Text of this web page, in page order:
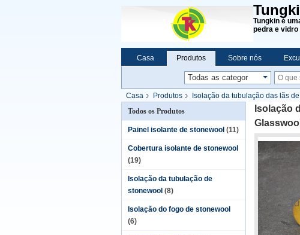
Tungkin é
pedra e vidro
Casa Produtos Sobre nós
Casa Produtos Isolação da tubulação das lãs
Todos os Produtos
Painel isolante de stonewool (11)
Cobertura isolante de stonewool
(19)
Isolação da tubulação de
stonewool (8)
Isolação do fogo de stonewool
(6)
Isolação
Glasswool